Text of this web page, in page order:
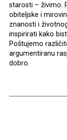
starosti – živimo.
obiteljske i
znanosti i
inspirirati kako
Poštujemo
argumentiranu
dobro.